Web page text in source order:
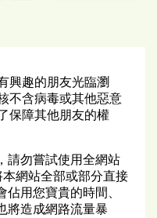
趣的朋友光臨瀏
不含病毒或其他惡意
保障其他朋友的權
請勿嘗試使用全網站
網站全部或部分直接
用您寶貴的時間、
將造成網路流量暴